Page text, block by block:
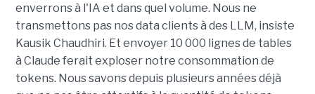
enverrons à l'IA et dans quel volume. Nous ne
transmettons pas nos data clients à des LLM, insiste
Kausik Chaudhiri. Et envoyer 10 000 lignes de tables
à Claude ferait exploser notre consommation de
tokens. Nous savons depuis plusieurs années déjà